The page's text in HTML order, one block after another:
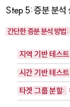
Step 5: 증분 분석
간단한 증분 분석 방법:
지역 기반 테스
시간 기반 테스
타겟 그룹 분할: